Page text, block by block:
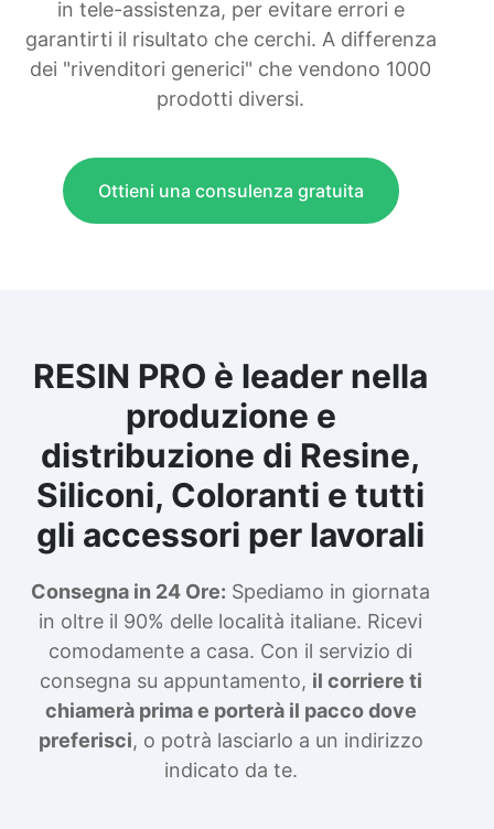
in tele-assistenza, per evitare errori e
garantirti il risultato che cerchi. A differenza
dei "rivenditori generici" che vendono 1000
prodotti diversi.
Ottieni una consulenza gratuita
RESIN PRO è leader nella
produzione e
distribuzione di Resine,
Siliconi, Coloranti e tutti
gli accessori per lavorali
Consegna in 24 Ore: Spediamo in giornata
in oltre il 90% delle località italiane. Ricevi
comodamente a casa. Con il servizio di
consegna su appuntamento, il corriere ti
chiamerà prima e porterà il pacco dove
preferisci, o potrà lasciarlo a un indirizzo
indicato da te.